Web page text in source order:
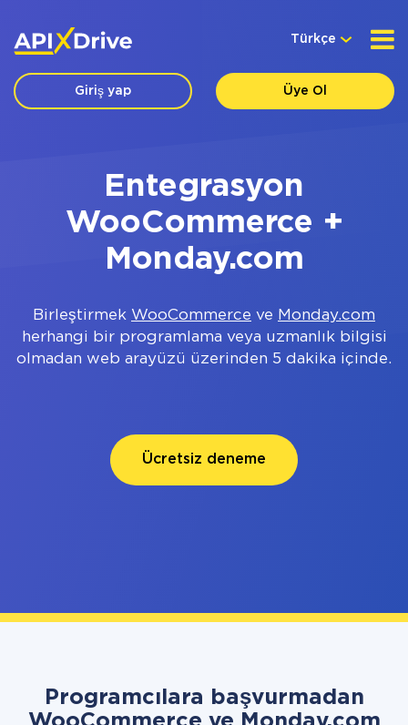
Türkçe
Giriş yap Üye Ol
Entegrasyon
WooCommerce +
Monday.com
Birleştirmek WooCommerce ve Monday.com
herhangi bir programlama veya uzmanlık bilgisi
olmadan web arayüzü üzerinden 5 dakika içinde.
Ücretsiz deneme
Programcılara başvurmadan